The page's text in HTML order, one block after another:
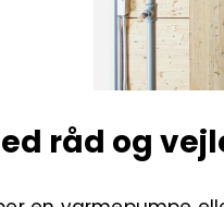
råd og